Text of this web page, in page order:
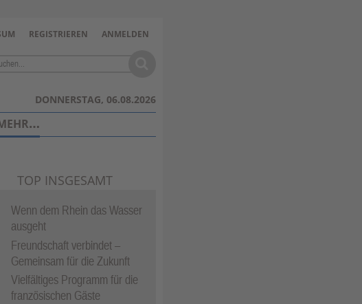
DONNERSTAG, 06.08.2026
REGISTRIEREN ANMELDEN
TOP INSGESAMT
Wenn dem Rhein das Wasser
ausgeht
Freundschaft verbindet –
Gemeinsam für die Zukunft
Vielfältiges Programm für die
französischen Gäste